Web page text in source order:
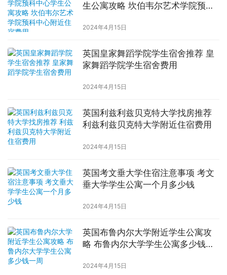
生公寓攻略 坎伯韦尔艺术学院预科
2024年4月15日
英国皇家舞蹈学院学生宿舍推荐 皇
家舞蹈学院学生宿舍费用
2024年4月15日
英国利兹利兹贝克特大学找房推荐
利兹利兹贝克特大学附近住宿费用
2024年4月15日
英国考文垂大学住宿注意事项 考文
垂大学学生公寓一个月多少钱
2024年4月15日
英国布鲁内尔大学附近学生公寓攻
略 布鲁内尔大学学生公寓多少钱一
2024年4月15日